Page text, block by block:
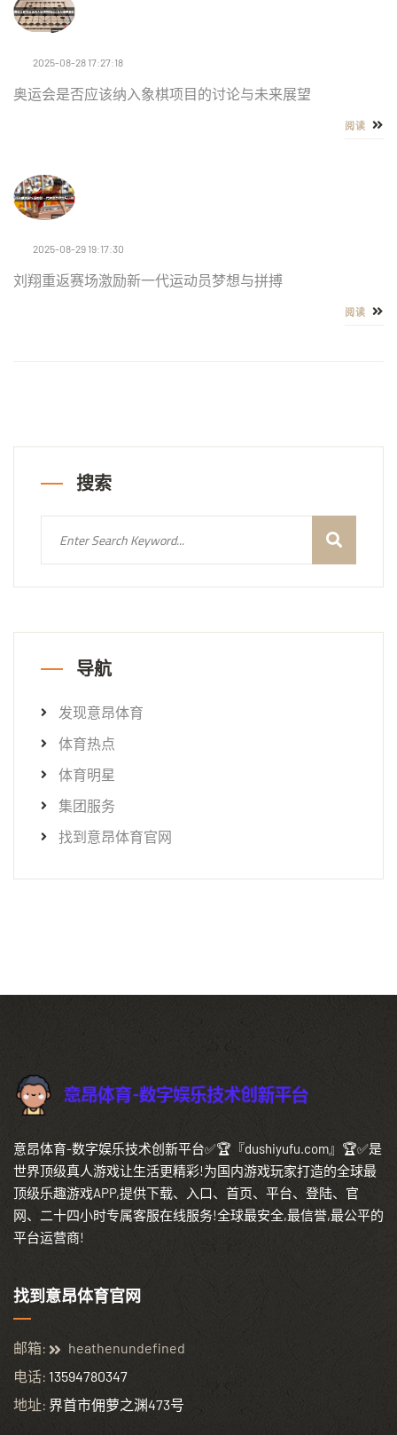
2025-08-28 17:27:18
奥运会是否应该纳入象棋项目的讨论与未来展望
阅读
2025-08-29 19:17:30
刘翔重返赛场激励新一代运动员梦想与拼搏
阅读
搜索
导航
发现意昂体育
体育热点
体育明星
集团服务
找到意昂体育官网
意昂体育-数字娱乐技术创新平台✅🏆『dushiyufu.com』🏆✅是
世界顶级真人游戏让生活更精彩!为国内游戏玩家打造的全球最
顶级乐趣游戏APP,提供下载、入口、首页、平台、登陆、官
网、二十四小时专属客服在线服务!全球最安全,最信誉,最公平的
平台运营商!
找到意昂体育官网
邮箱:
heathenundefined
电话: 13594780347
地址: 界首市佣萝之渊473号